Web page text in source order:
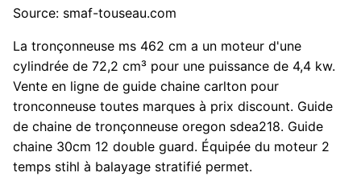
Source: smaf-touseau.com
La tronçonneuse ms 462 cm a un moteur d'une
cylindrée de 72,2 cm³ pour une puissance de 4,4 kw.
Vente en ligne de guide chaine carlton pour
tronconneuse toutes marques à prix discount. Guide
de chaine de tronçonneuse oregon sdea218. Guide
chaine 30cm 12 double guard. Équipée du moteur 2
temps stihl à balayage stratifié permet.